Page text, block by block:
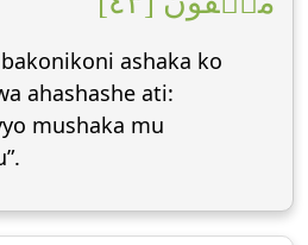
ashaka ko
ahashashe ati:
mushaka mu